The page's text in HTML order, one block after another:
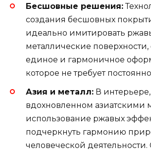
Бесшовные решения:
создания бесшовных
идеально имитировать
металлические поверхности,
единое и гармоничное
которое не требует
Азия и металл: В интерьере,
вдохновленном азиатскими
использование ржавых
подчеркнуть гармонию
человеческой деятельности.